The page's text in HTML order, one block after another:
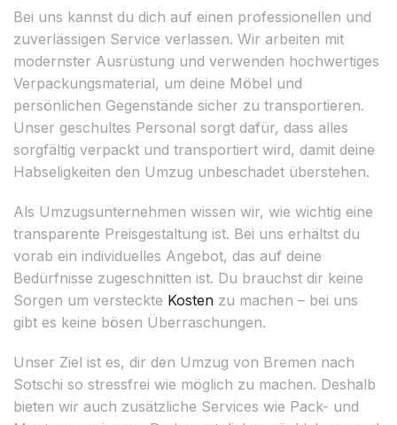
Bei uns kannst du dich auf einen professionellen und
zuverlässigen Service verlassen. Wir arbeiten mit
modernster Ausrüstung und verwenden hochwertiges
Verpackungsmaterial, um deine Möbel und
persönlichen Gegenstände sicher zu transportieren.
Unser geschultes Personal sorgt dafür, dass alles
sorgfältig verpackt und transportiert wird, damit deine
Habseligkeiten den Umzug unbeschadet überstehen.
Als Umzugsunternehmen wissen wir, wie wichtig eine
transparente Preisgestaltung ist. Bei uns erhältst du
vorab ein individuelles Angebot, das auf deine
Bedürfnisse zugeschnitten ist. Du brauchst dir keine
Sorgen um versteckte Kosten zu machen – bei uns
gibt es keine bösen Überraschungen.
Unser Ziel ist es, dir den Umzug von Bremen nach
Sotschi so stressfrei wie möglich zu machen. Deshalb
bieten wir auch zusätzliche Services wie Pack- und